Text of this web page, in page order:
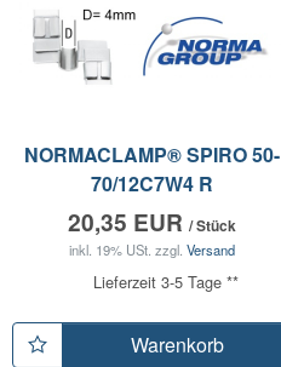
NORMACLAMP® SPIRO 50-
70/12C7W4 R
20,35 EUR/ Stück
inkl. 19% USt. zzgl.Versand
Lieferzeit 3-5 Tage **
Warenkorb